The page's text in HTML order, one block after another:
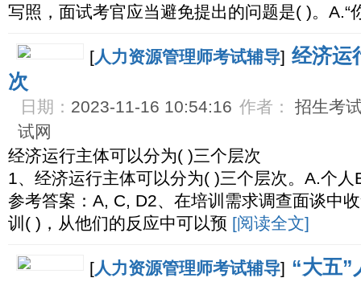
写照，面试考官应当避免提出的问题是( )。
[人力资源管理师考试辅导] 经济运
次
日期： 2023-11-16 10:54:16 作者：
招生考
试网
经济运行主体可以分为( )三个层次
1、经济运行主体可以分为( )三个层次。A.个
参考答案：A, C, D2、在培训需求调查面谈中
训( )，从他们的反应中可以预 [阅读全文]
[人力资源管理师考试辅导] “大五”